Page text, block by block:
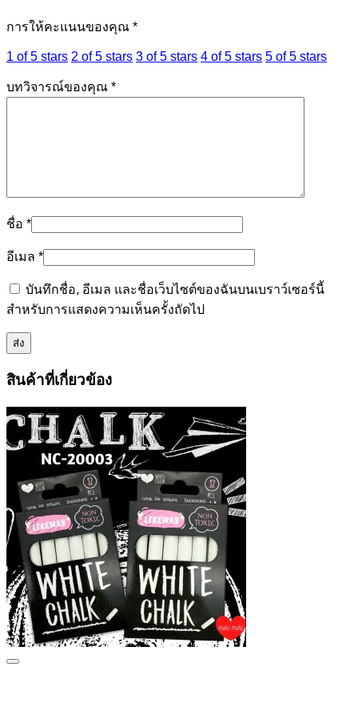
การให้คะแนนของคุณ *
1 of 5 stars 2 of 5 stars 3 of 5 stars 4 of 5 stars 5 of 5 stars
บทวิจารณ์ของคุณ *
ชื่อ *
อีเมล *
บันทึกชื่อ, อีเมล และชื่อเว็บไซต์ของฉันบนเบราว์เซอร์นี้
สำหรับการแสดงความเห็นครั้งถัดไป
สินค้าที่เกี่ยวข้อง